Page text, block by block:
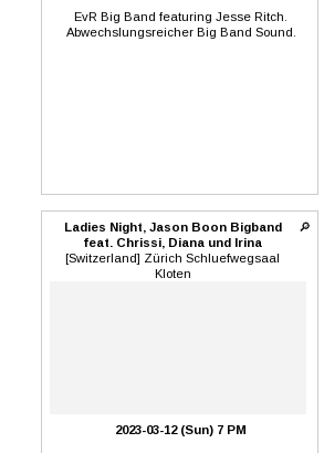
EvR Big Band featuring Jesse Ritch.
Abwechslungsreicher Big Band Sound.
🔎
Ladies Night, Jason Boon Bigband
feat. Chrissi, Diana und Irina
[Switzerland] Zürich Schluefwegsaal
Kloten
2023-03-12 (Sun) 7 PM